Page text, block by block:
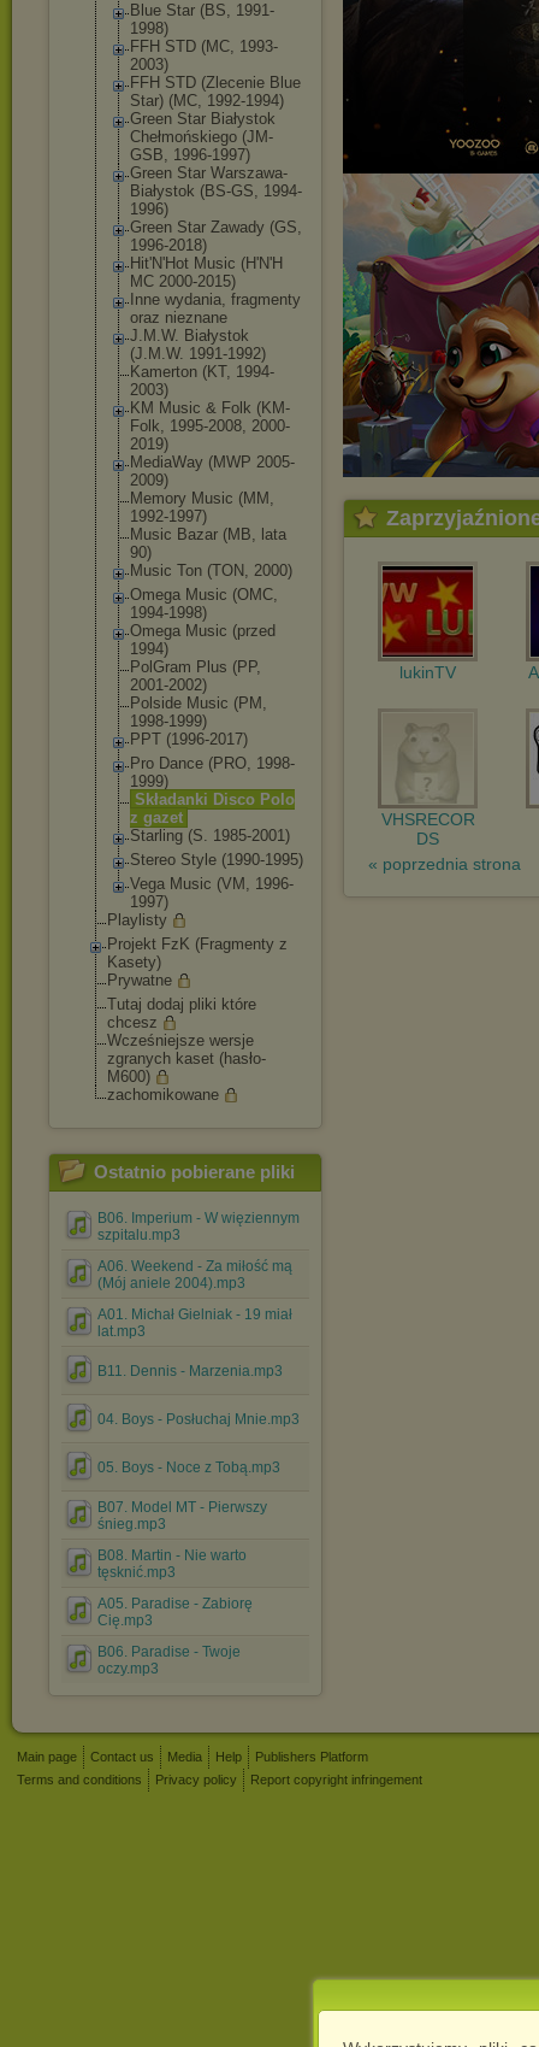
Blue Star (BS, 1991-
1998)
FFH STD (MC, 1993-
2003)
FFH STD (Zlecenie Blue
Star) (MC, 1992-1994)
Green Star Białystok
Chełmońskiego (JM-
GSB, 1996-1997)
Green Star Warszawa-
Białystok (BS-GS, 1994-
1996)
Green Star Zawady (GS,
1996-2018)
Hit'N'Hot Music (H'N'H
MC 2000-2015)
Inne wydania, fragmenty
oraz nieznane
J.M.W. Białystok
(J.M.W. 1991-1992)
Kamerton (KT, 1994-
2003)
KM Music & Folk (KM-
Folk, 1995-2008, 2000-
2019)
MediaWay (MWP 2005-
2009)
Memory Music (MM,
1992-1997)
Music Bazar (MB, lata
90)
Music Ton (TON, 2000)
Omega Music (OMC,
1994-1998)
Omega Music (przed
1994)
PolGram Plus (PP,
2001-2002)
Polside Music (PM,
1998-1999)
PPT (1996-2017)
Pro Dance (PRO, 1998-
1999)
Składanki Disco Polo
z gazet
Starling (S. 1985-2001)
Stereo Style (1990-1995)
Vega Music (VM, 1996-
1997)
Playlisty
Projekt FzK (Fragmenty z
Kasety)
Prywatne
Tutaj dodaj pliki które
chcesz
Wcześniejsze wersje
zgranych kaset (hasło-
M600)
zachomikowane
Ostatnio pobierane pliki
B06. Imperium - W więziennym
szpitalu.mp3
A06. Weekend - Za miłość mą
(Mój aniele 2004).mp3
A01. Michał Gielniak - 19 miał
lat.mp3
B11. Dennis - Marzenia.mp3
04. Boys - Posłuchaj Mnie.mp3
05. Boys - Noce z Tobą.mp3
B07. Model MT - Pierwszy
śnieg.mp3
B08. Martin - Nie warto
tęsknić.mp3
A05. Paradise - Zabiorę
Cię.mp3
B06. Paradise - Twoje
oczy.mp3
lukinTV
VHSRECOR
DS
« poprzednia strona
Main page Contact us Media Help
Publishers Platform
Terms and conditions
Privacy policy Report copyright infringement